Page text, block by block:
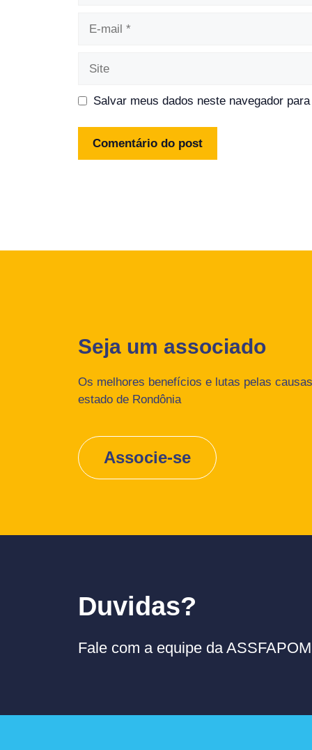
Salvar meus dados neste navegador
Seja um associado
Os melhores benefícios e lutas pelas
estado de Rondônia
Associe-se
Duvidas?
Fale com a equipe da